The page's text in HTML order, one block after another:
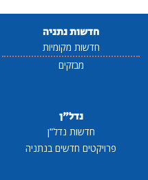
חדשות נתניה
חדשות מקומיות
מבזקים
נדל"ן
חדשות נדל"ן
פרויקטים חדשים בנתניה